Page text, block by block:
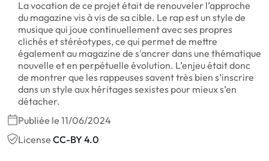
La vocation de ce projet était de renouveler l’approche
du magazine vis à vis de sa cible. Le rap est un style de
musique qui joue continuellement avec ses propres
clichés et stéréotypes, ce qui permet de mettre
également au magazine de s'ancrer dans une thématique
nouvelle et en perpétuelle évolution. L’enjeu était donc
de montrer que les rappeuses savent très bien s’inscrire
dans un style aux héritages sexistes pour mieux s’en
détacher.
Publiée le 11/06/2024
License CC-BY 4.0